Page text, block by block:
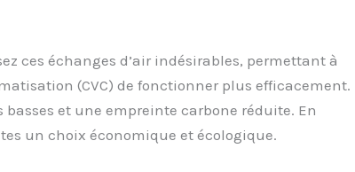
ces échanges d’air indésirables, permettant à
(CVC) de fonctionner plus efficacement.
et une empreinte carbone réduite. En
un choix économique et écologique.